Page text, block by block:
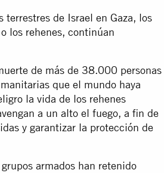
terrestres de Israel en Gaza, los
los rehenes, continúan
de más de 38.000 personas
que el mundo haya
la vida de los rehenes
a un alto el fuego, a fin de
y garantizar la protección de
armados han retenido